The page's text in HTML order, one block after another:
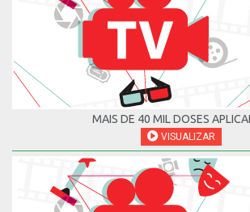
MAIS DE 40 MIL DOSES
VISUALIZAR